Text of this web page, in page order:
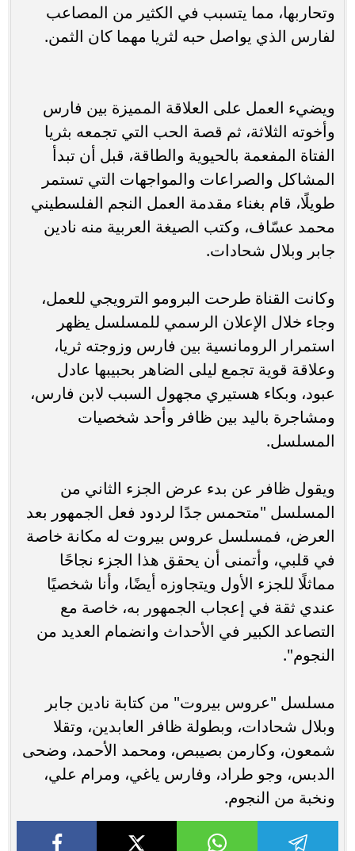
وتحاربها، مما يتسبب في الكثير من المصاعب
لفارس الذي يواصل حبه لثريا مهما كان الثمن.
ويضيء العمل على العلاقة المميزة بين فارس
وأخوته الثلاثة، ثم قصة الحب التي تجمعه بثريا
الفتاة المفعمة بالحيوية والطاقة، قبل أن تبدأ
المشاكل والصراعات والمواجهات التي تستمر
طويلًا، قام بغناء مقدمة العمل النجم الفلسطيني
محمد عسّاف، وكتب الصيغة العربية منه نادين
جابر وبلال شحادات.
وكانت القناة طرحت البرومو الترويجي للعمل،
وجاء خلال الإعلان الرسمي للمسلسل يظهر
استمرار الرومانسية بين فارس وزوجته ثريا،
وعلاقة قوية تجمع ليلى الضاهر بحبيبها عادل
عبود، وبكاء هستيري مجهول السبب لابن فارس،
ومشاجرة باليد بين ظافر وأحد شخصيات
المسلسل.
ويقول ظافر عن بدء عرض الجزء الثاني من
المسلسل "متحمس جدًا لردود فعل الجمهور بعد
العرض، فمسلسل عروس بيروت له مكانة خاصة
في قلبي، وأتمنى أن يحقق هذا الجزء نجاحًا
مماثلًا للجزء الأول ويتجاوزه أيضًا، وأنا شخصيًا
عندي ثقة في إعجاب الجمهور به، خاصة مع
التصاعد الكبير في الأحداث وانضمام العديد من
النجوم".
مسلسل "عروس بيروت" من كتابة نادين جابر
وبلال شحادات، وبطولة ظافر العابدين، وتقلا
شمعون، وكارمن بصيبص، ومحمد الأحمد، وضحى
الدبس، وجو طراد، وفارس ياغي، ومرام علي،
ونخبة من النجوم.